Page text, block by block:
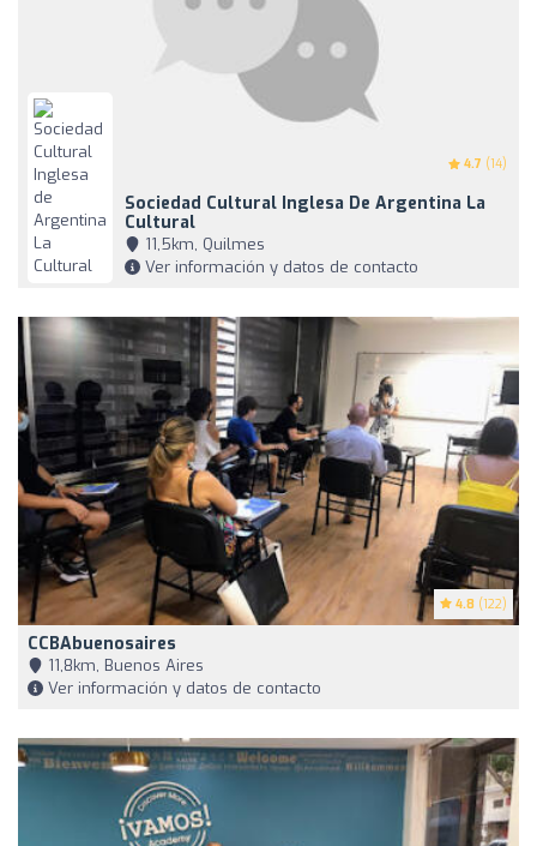
4.7 (14)
Sociedad Cultural Inglesa De Argentina La
Cultural
11,5km, Quilmes
Ver información y datos de contacto
4.8 (122)
CCBAbuenosaires
11,8km, Buenos Aires
Ver información y datos de contacto